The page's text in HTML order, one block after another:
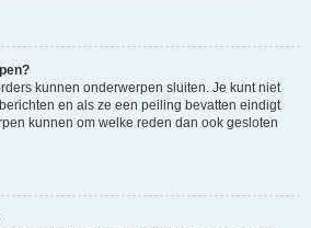
kunnen onderwerpen sluiten. Je kunt niet
en als ze een peiling bevatten eindigt
kunnen om welke reden dan ook gesloten